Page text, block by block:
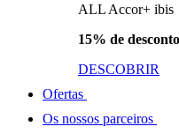
ALL Accor+ ibis
15% de
DESCOBRIR
Ofertas
Os nossos parceiros